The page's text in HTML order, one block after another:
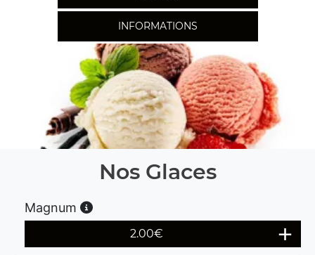
INFORMATIONS
Nos Glaces
Magnum
2.00€